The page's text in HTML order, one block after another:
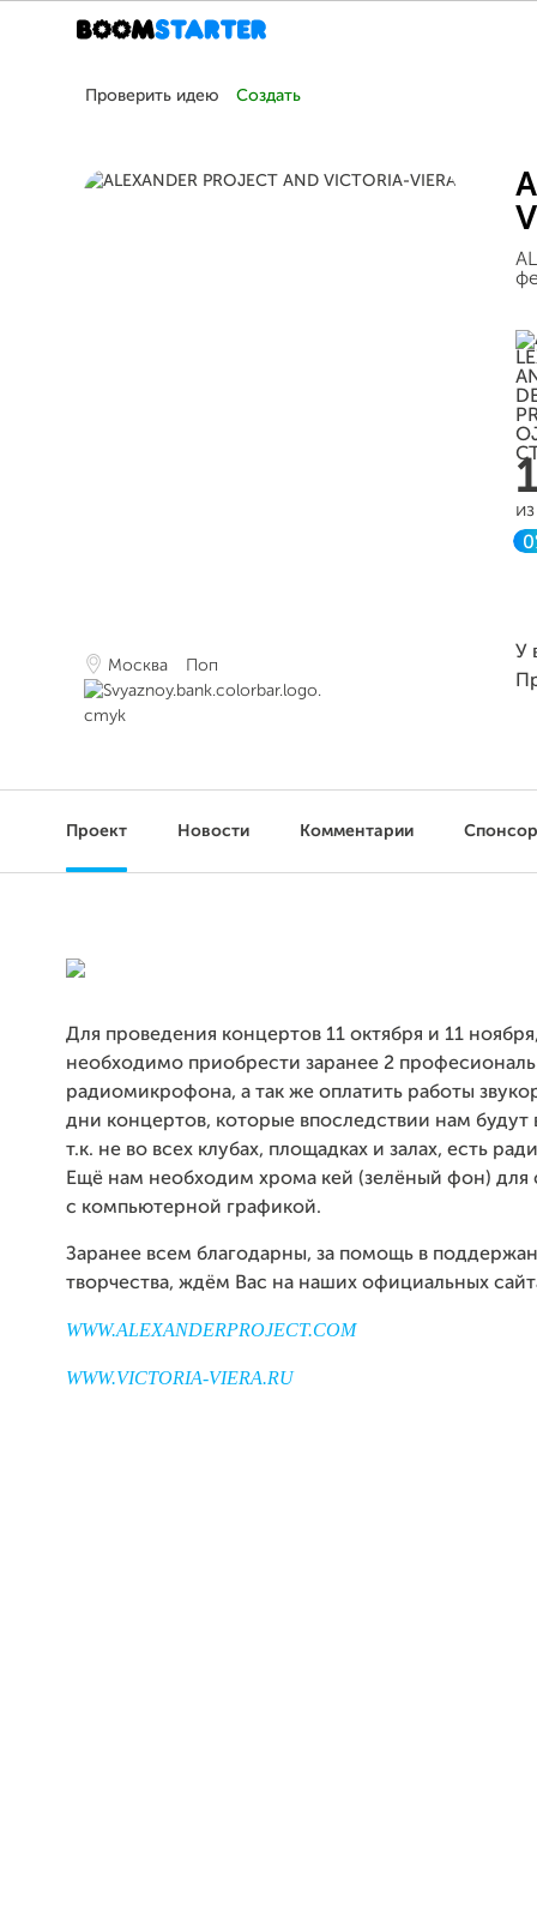
Проверить идею Создать
Москва Поп
У
Проект Новости Комментарии
Для проведения концертов 11 октября и 11
необходимо приобрести заранее 2
радиомикрофона, а так же оплатить работы
дни концертов, которые впоследствии нам будут
т.к. не во всех клубах, площадках и залах, есть
Ещё нам необходим хрома кей (зелёный фон) для
с компьютерной графикой.
Заранее всем благодарны, за помощь в
творчества, ждём Вас на наших официальных
WWW.ALEXANDERPROJECT.COM
WWW.VICTORIA-VIERA.RU